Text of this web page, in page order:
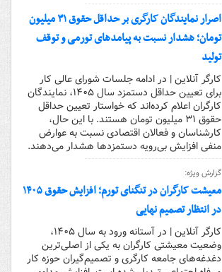
اصرار نمایندگان کارگری بر حداقل حقوق ۳۱ میلیون
تومان؛ هشدار نسبت به پیامدهای تورمی و توقف
تولید
کارگر آنلاین | در ادامه جلسات شورای عالی کار
برای تعیین حداقل دستمزد سال ۱۴۰۵، نمایندگان
کارگران اعلام کرده‌اند که خواستار تعیین حداقل
حقوق ۳۱ میلیون تومان هستند. با این حال،
کارشناسان و فعالان اقتصادی نسبت به عوارض
منفی افزایش بی‌رویه دستمزدها هشدار می‌دهند.
گزارش ویژه:
معیشت کارگران در تنگنای تورم؛ افزایش حقوق ۱۴۰۵
در انتظار تصمیم نهایی
کارگر آنلاین | در آستانه ورود به سال ۱۴۰۵،
وضعیت معیشتی کارگران به یکی از اصلی‌ترین
دغدغه‌های جامعه کارگری و تصمیم‌گیران حوزه کار